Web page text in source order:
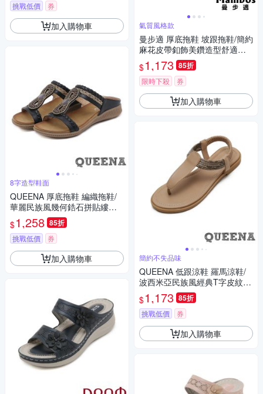
挑戰低價 券
加入購物車
8字造型鞋面
QUEENA 厚底拖鞋 編織拖鞋/
華麗民族風幾何鋯石拼貼縷空
編織造型厚底拖鞋 黑
$1,258 85折
挑戰低價 券
加入購物車
氣質風格款
曼步適 厚底拖鞋 坡跟拖鞋/簡約
麻花皮帶釦飾美鑽造型舒適坡
跟厚底拖鞋 粉
$1,173 85折
限時下殺 券
加入購物車
簡約不失品味
QUEENA 低跟涼鞋 羅馬涼鞋/
波西米亞民族風經典T字皮紋繩
飾低跟羅馬涼鞋 杏
$1,173 85折
挑戰低價 券
加入購物車